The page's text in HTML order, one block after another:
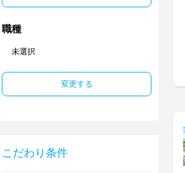
職種
未選択
変更する
こだわり条件